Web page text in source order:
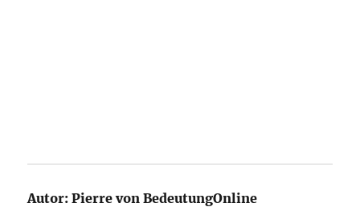
Autor: Pierre von BedeutungOnline